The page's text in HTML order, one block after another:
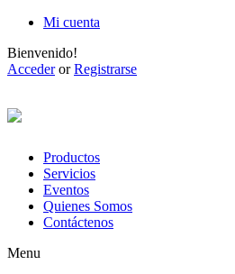
Mi cuenta
Bienvenido!
AccederorRegistrarse
Productos
Servicios
Eventos
Quienes Somos
Contáctenos
Menu